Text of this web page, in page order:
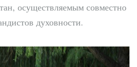
осуществляемым совместно
духовности.